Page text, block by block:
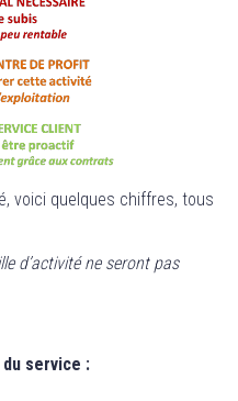
voici quelques chiffres, tous
d’activité ne seront pas
service :